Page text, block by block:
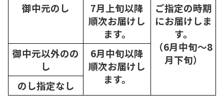
御中元のし
7月上旬以降
順次お届けし
ます。
ご指定の時期
にお届けしま
す。
（6月中旬～8
月下旬）
御中元以外のの
し
6月中旬以降
順次お届けし
ます。
のし指定なし